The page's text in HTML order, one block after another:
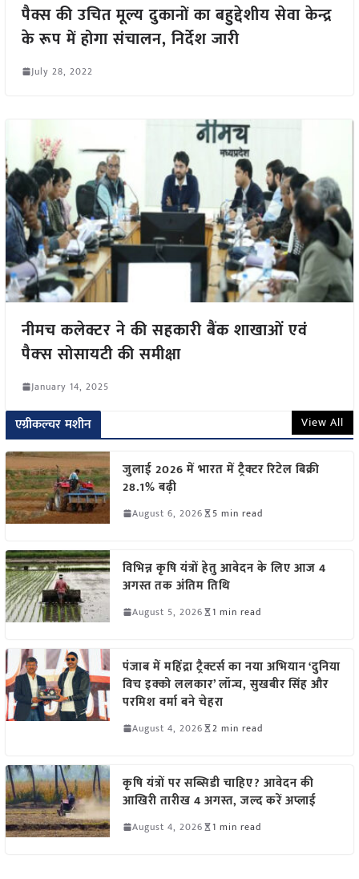
पैक्स की उचित मूल्य दुकानों का बहुद्देशीय सेवा केन्द्र
के रूप में होगा संचालन, निर्देश जारी
July 28, 2022
नीमच कलेक्टर ने की सहकारी बैंक शाखाओं एवं
पैक्‍स सोसायटी की समीक्षा
January 14, 2025
एग्रीकल्चर मशीन View All
जुलाई 2026 में भारत में ट्रैक्टर रिटेल बिक्री
28.1% बढ़ी
August 6, 2026 5 min read
विभिन्न कृषि यंत्रों हेतु आवेदन के लिए आज 4
अगस्त तक अंतिम तिथि
August 5, 2026 1 min read
पंजाब में महिंद्रा ट्रैक्टर्स का नया अभियान ‘दुनिया
विच इक्को ललकार’ लॉन्च, सुखबीर सिंह और
परमिश वर्मा बने चेहरा
August 4, 2026 2 min read
कृषि यंत्रों पर सब्सिडी चाहिए? आवेदन की
आखिरी तारीख 4 अगस्त, जल्द करें अप्लाई
August 4, 2026 1 min read